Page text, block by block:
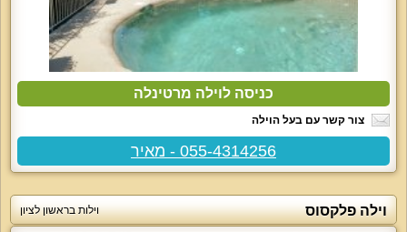
כניסה לוילה מרטינלה
צור קשר עם בעל הוילה
055-4314256 - מאיר
וילה פלקסוס וילות בראשון לציון